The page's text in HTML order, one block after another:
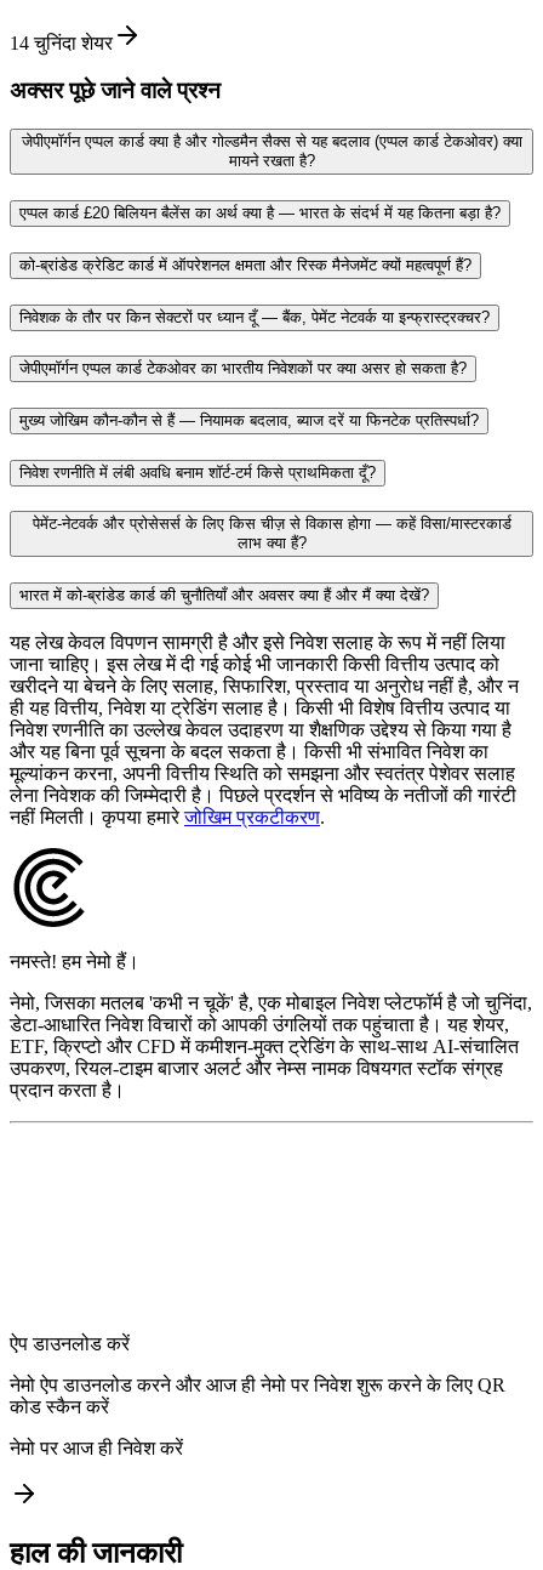
14 चुनिंदा शेयर
अक्सर पूछे जाने वाले प्रश्न
जेपीएमॉर्गन एप्पल कार्ड क्या है और गोल्डमैन सैक्स से यह बदलाव (एप्पल कार्ड टेकओवर) क्या
मायने रखता है?
एप्पल कार्ड £20 बिलियन बैलेंस का अर्थ क्या है — भारत के संदर्भ में यह कितना बड़ा है?
को‑ब्रांडेड क्रेडिट कार्ड में ऑपरेशनल क्षमता और रिस्क मैनेजमेंट क्यों महत्वपूर्ण हैं?
निवेशक के तौर पर किन सेक्टरों पर ध्यान दूँ — बैंक, पेमेंट नेटवर्क या इन्फ्रास्ट्रक्चर?
जेपीएमॉर्गन एप्पल कार्ड टेकओवर का भारतीय निवेशकों पर क्या असर हो सकता है?
मुख्य जोखिम कौन‑कौन से हैं — नियामक बदलाव, ब्याज दरें या फिनटेक प्रतिस्पर्धा?
निवेश रणनीति में लंबी अवधि बनाम शॉर्ट‑टर्म किसे प्राथमिकता दूँ?
पेमेंट‑नेटवर्क और प्रोसेसर्स के लिए किस चीज़ से विकास होगा — कहें विसा/मास्टरकार्ड
लाभ क्या हैं?
भारत में को‑ब्रांडेड कार्ड की चुनौतियाँ और अवसर क्या हैं और मैं क्या देखें?
यह लेख केवल विपणन सामग्री है और इसे निवेश सलाह के रूप में नहीं लिया
जाना चाहिए। इस लेख में दी गई कोई भी जानकारी किसी वित्तीय उत्पाद को
खरीदने या बेचने के लिए सलाह, सिफारिश, प्रस्ताव या अनुरोध नहीं है, और न
ही यह वित्तीय, निवेश या ट्रेडिंग सलाह है। किसी भी विशेष वित्तीय उत्पाद या
निवेश रणनीति का उल्लेख केवल उदाहरण या शैक्षणिक उद्देश्य से किया गया है
और यह बिना पूर्व सूचना के बदल सकता है। किसी भी संभावित निवेश का
मूल्यांकन करना, अपनी वित्तीय स्थिति को समझना और स्वतंत्र पेशेवर सलाह
लेना निवेशक की जिम्मेदारी है। पिछले प्रदर्शन से भविष्य के नतीजों की गारंटी
नहीं मिलती। कृपया हमारे जोखिम प्रकटीकरण.
नमस्ते! हम नेमो हैं।
नेमो, जिसका मतलब 'कभी न चूकें' है, एक मोबाइल निवेश प्लेटफॉर्म है जो चुनिंदा,
डेटा-आधारित निवेश विचारों को आपकी उंगलियों तक पहुंचाता है। यह शेयर,
ETF, क्रिप्टो और CFD में कमीशन-मुक्त ट्रेडिंग के साथ-साथ AI-संचालित
उपकरण, रियल-टाइम बाजार अलर्ट और नेम्स नामक विषयगत स्टॉक संग्रह
प्रदान करता है।
ऐप डाउनलोड करें
नेमो ऐप डाउनलोड करने और आज ही नेमो पर निवेश शुरू करने के लिए QR
कोड स्कैन करें
नेमो पर आज ही निवेश करें
हाल की जानकारी